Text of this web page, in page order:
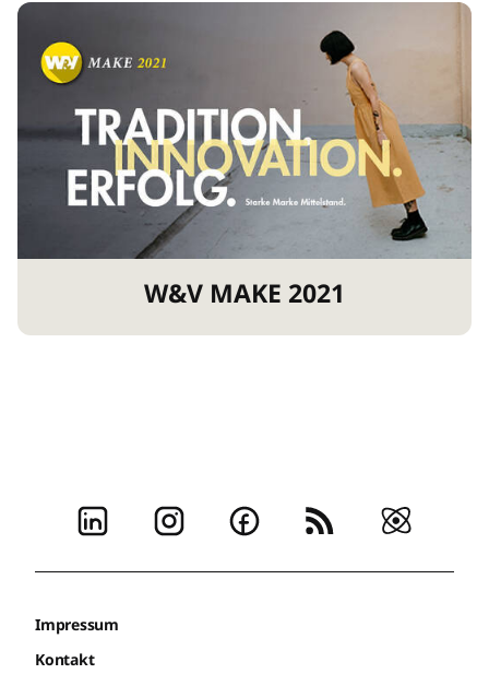
W&V MAKE 2021
Impressum
Kontakt